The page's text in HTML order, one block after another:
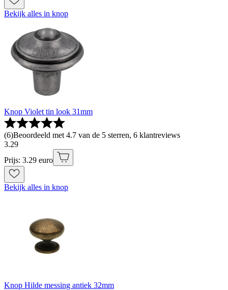
Bekijk alles in knop
Knop Violet tin look 31mm
(6)Beoordeeld met 4.7 van de 5 sterren, 6 klantreviews
3.29
Prijs: 3.29 euro
Bekijk alles in knop
Knop Hilde messing antiek 32mm